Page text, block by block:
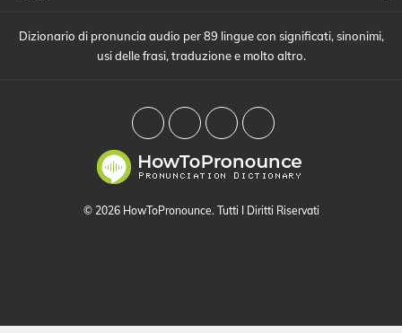
Dizionario di pronuncia audio per 89 lingue con significati, sinonimi,
usi delle frasi, traduzione e molto altro.
© 2026 HowToPronounce. Tutti I Diritti Riservati